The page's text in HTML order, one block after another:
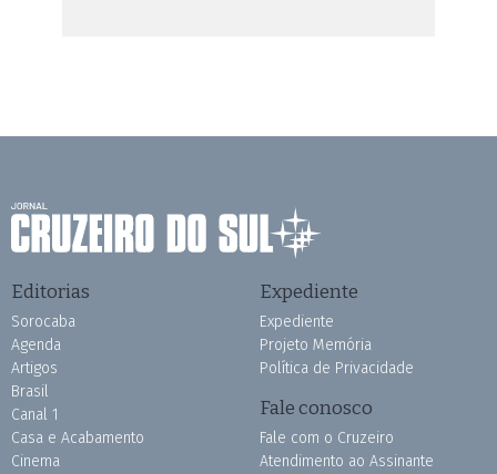
Editorias
Sorocaba
Agenda
Artigos
Brasil
Canal 1
Casa e Acabamento
Cinema
Expediente
Expediente
Projeto Memória
Política de Privacidade
Fale conosco
Fale com o Cruzeiro
Atendimento ao Assinante